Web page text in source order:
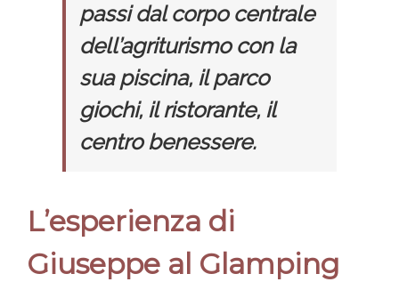
passi dal corpo centrale
dell’agriturismo con la
sua piscina, il parco
giochi, il ristorante, il
centro benessere.
L’esperienza di
Giuseppe al Glamping